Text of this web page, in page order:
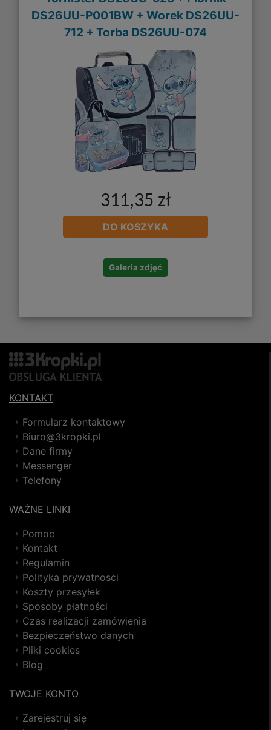
DS26UU-P001BW + Worek DS26UU-
712 + Torba DS26UU-074
311,35 zł
DO KOSZYKA
Galeria zdjęć
KONTAKT
Formularz kontaktowy
Biuro@3kropki.pl
Dane firmy
Messenger
Telefony
WAŻNE LINKI
Pomoc
Kontakt
Regulamin
Polityka prywatnosci
Koszty przesyłek
Sposoby płatności
Czas realizacji zamówienia
Bezpieczeństwo danych
Pliki cookies
Blog
TWOJE KONTO
Zarejestruj się